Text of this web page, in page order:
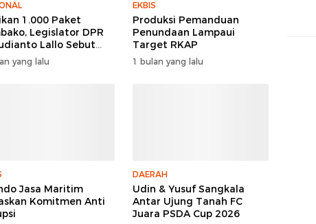
1.000 Paket
Legislator DPR
Lallo Sebut
Publik Ke
Meningkat
yang lalu
EKBIS
Produksi Pemanduan
Penundaan Lampaui
Target RKAP
1 bulan yang lalu
Jasa Maritim
Komitmen Anti
DAERAH
Udin & Yusuf Sangkala
Antar Ujung Tanah FC
Juara PSDA Cup 2026